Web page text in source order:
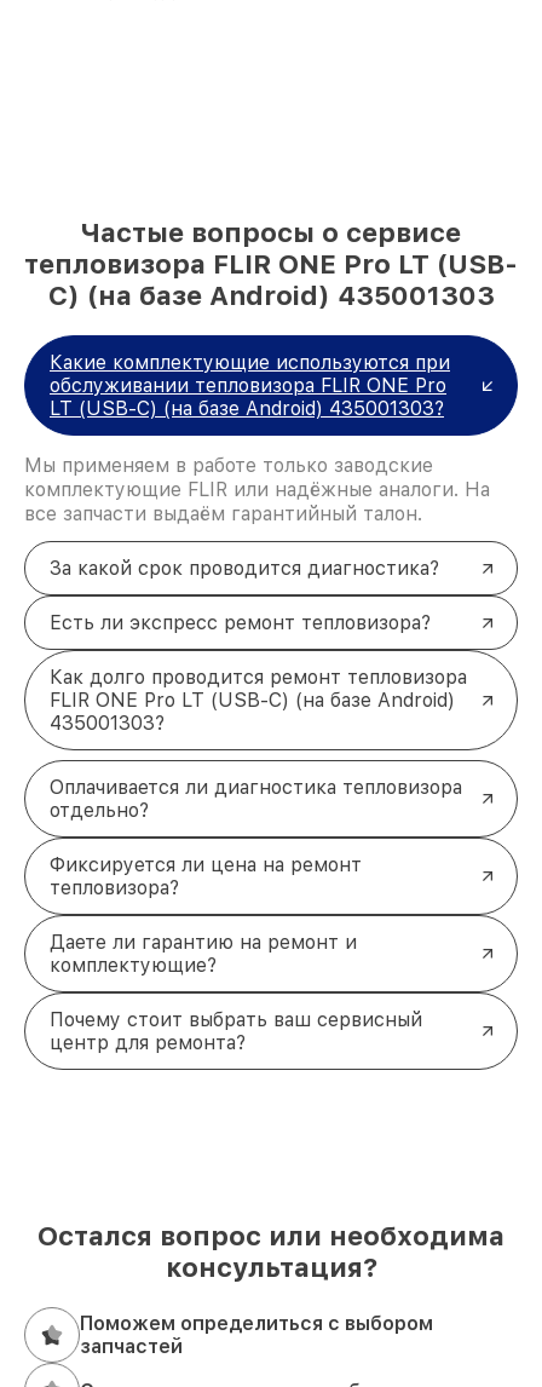
Частые вопросы о сервисе
тепловизора FLIR ONE Pro LT (USB-
C) (на базе Android) 435001303
Какие комплектующие используются при
обслуживании тепловизора FLIR ONE Pro
LT (USB-C) (на базе Android) 435001303?
Мы применяем в работе только заводские
комплектующие FLIR или надёжные аналоги. На
все запчасти выдаём гарантийный талон.
За какой срок проводится диагностика?
Есть ли экспресс ремонт тепловизора?
Как долго проводится ремонт тепловизора
FLIR ONE Pro LT (USB-C) (на базе Android)
435001303?
Оплачивается ли диагностика тепловизора
отдельно?
Фиксируется ли цена на ремонт
тепловизора?
Даете ли гарантию на ремонт и
комплектующие?
Почему стоит выбрать ваш сервисный
центр для ремонта?
Остался вопрос или необходима
консультация?
Поможем определиться с выбором
запчастей